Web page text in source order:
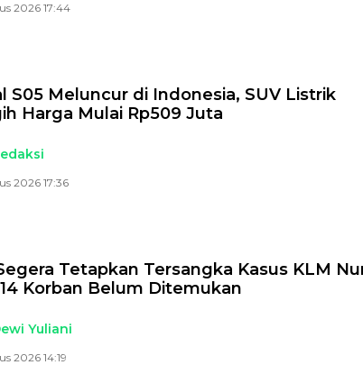
2026 17:44
S05 Meluncur di Indonesia, SUV Listrik
Harga Mulai Rp509 Juta
2026 17:36
Tetapkan Tersangka Kasus KLM
Korban Belum Ditemukan
Yuliani
2026 14:19